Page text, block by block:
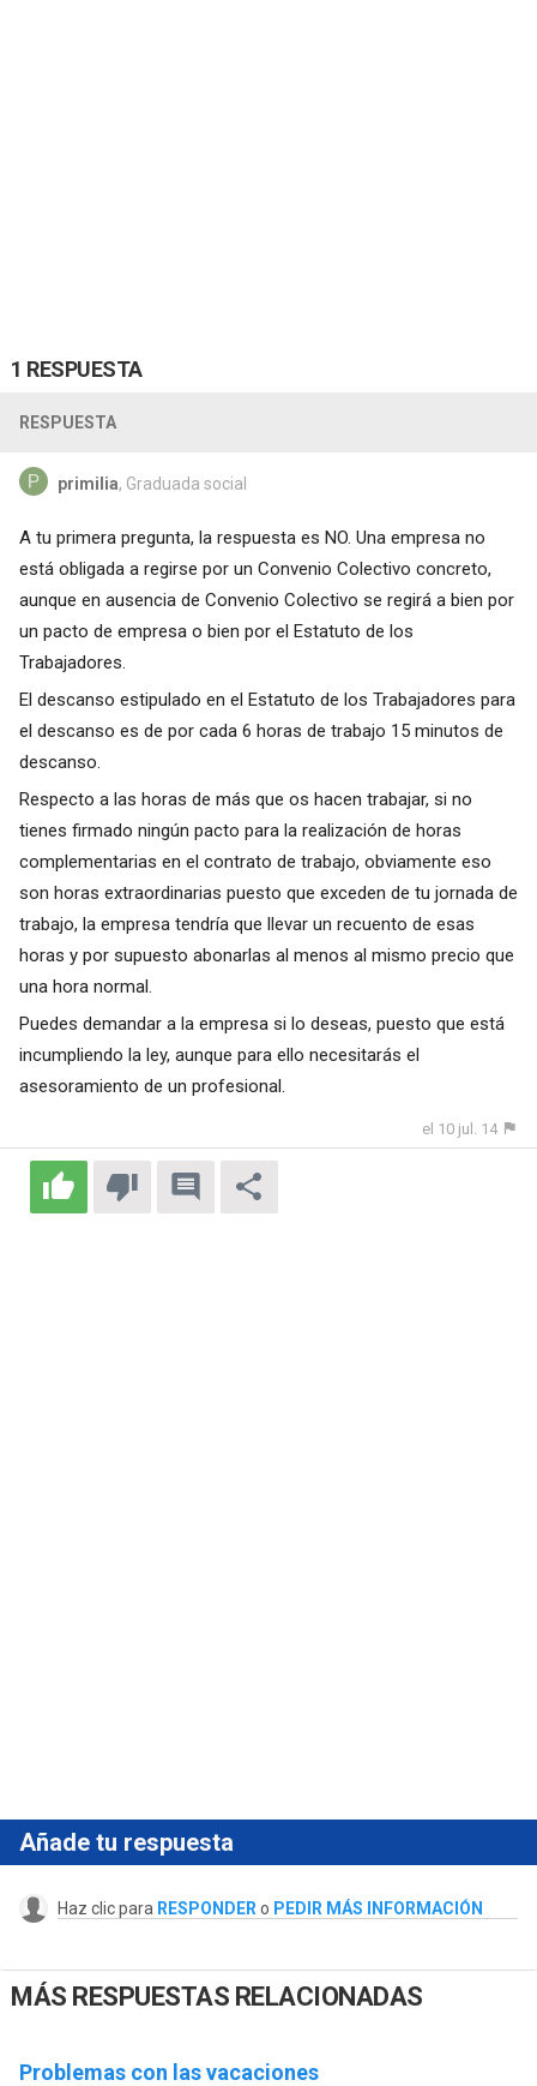
1 RESPUESTA
RESPUESTA
primilia, Graduada social
A tu primera pregunta, la respuesta es NO. Una empresa no
está obligada a regirse por un Convenio Colectivo concreto,
aunque en ausencia de Convenio Colectivo se regirá a bien por
un pacto de empresa o bien por el Estatuto de los
Trabajadores.
El descanso estipulado en el Estatuto de los Trabajadores para
el descanso es de por cada 6 horas de trabajo 15 minutos de
descanso.
Respecto a las horas de más que os hacen trabajar, si no
tienes firmado ningún pacto para la realización de horas
complementarias en el contrato de trabajo, obviamente eso
son horas extraordinarias puesto que exceden de tu jornada de
trabajo, la empresa tendría que llevar un recuento de esas
horas y por supuesto abonarlas al menos al mismo precio que
una hora normal.
Puedes demandar a la empresa si lo deseas, puesto que está
incumpliendo la ley, aunque para ello necesitarás el
asesoramiento de un profesional.
el 10 jul. 14
Añade tu respuesta
Haz clic para RESPONDER o PEDIR MÁS INFORMACIÓN
MÁS RESPUESTAS RELACIONADAS
Problemas con las vacaciones